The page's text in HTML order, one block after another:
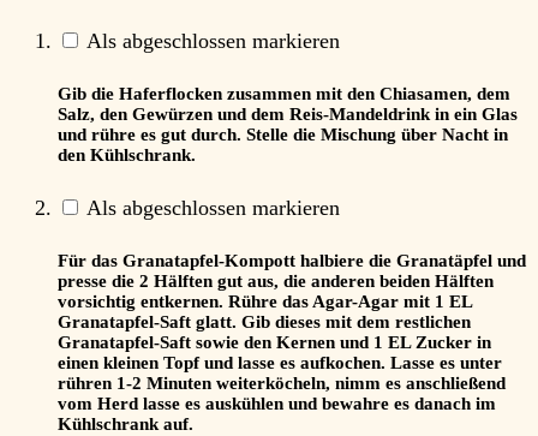
Als abgeschlossen markieren
Gib die Haferflocken zusammen mit den Chiasamen, dem
Salz, den Gewürzen und dem Reis-Mandeldrink in ein Glas
und rühre es gut durch. Stelle die Mischung über Nacht in
den Kühlschrank.
Als abgeschlossen markieren
Für das Granatapfel-Kompott halbiere die Granatäpfel und
presse die 2 Hälften gut aus, die anderen beiden Hälften
vorsichtig entkernen. Rühre das Agar-Agar mit 1 EL
Granatapfel-Saft glatt. Gib dieses mit dem restlichen
Granatapfel-Saft sowie den Kernen und 1 EL Zucker in
einen kleinen Topf und lasse es aufkochen. Lasse es unter
rühren 1-2 Minuten weiterköcheln, nimm es anschließend
vom Herd lasse es auskühlen und bewahre es danach im
Kühlschrank auf.